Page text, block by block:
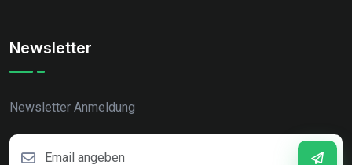
Newsletter
Newsletter Anmeldung